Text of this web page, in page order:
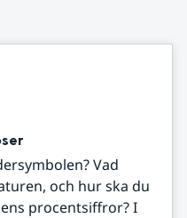
Vad
och hur ska du
procentsiffror? I